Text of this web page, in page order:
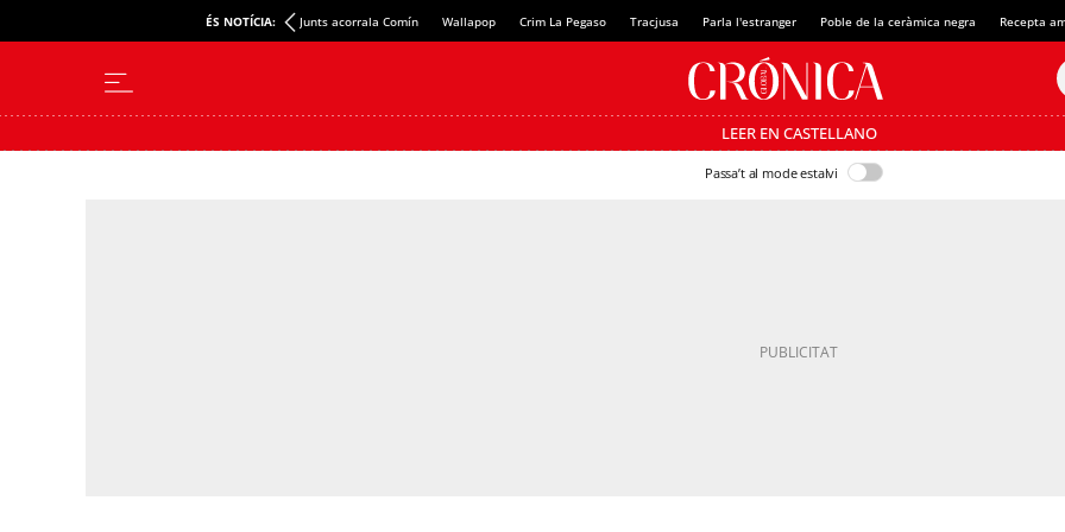
ÉS NOTÍCIA: Junts acorrala Comín Wallapop Crim La Pegaso Tracjusa Parla l'estranger Poble de la ceràmica negra Recepta
LEER EN CASTELLANO
Passa’t al mode estalvi